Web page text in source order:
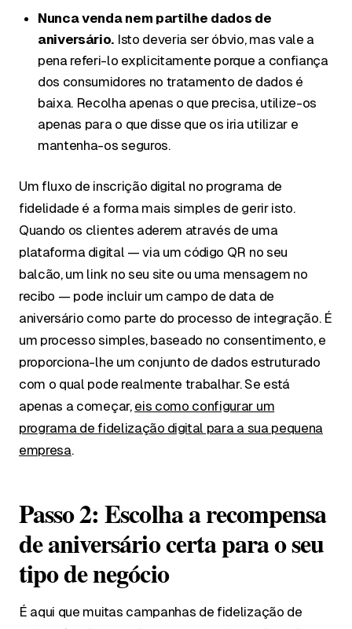
Nunca venda nem partilhe dados de
aniversário. Isto deveria ser óbvio, mas vale a
pena referi-lo explicitamente porque a confiança
dos consumidores no tratamento de dados é
baixa. Recolha apenas o que precisa, utilize-os
apenas para o que disse que os iria utilizar e
mantenha-os seguros.
Um fluxo de inscrição digital no programa de
fidelidade é a forma mais simples de gerir isto.
Quando os clientes aderem através de uma
plataforma digital — via um código QR no seu
balcão, um link no seu site ou uma mensagem no
recibo — pode incluir um campo de data de
aniversário como parte do processo de integração. É
um processo simples, baseado no consentimento, e
proporciona-lhe um conjunto de dados estruturado
com o qual pode realmente trabalhar. Se está
apenas a começar, eis como configurar um
programa de fidelização digital para a sua pequena
empresa.
Passo 2: Escolha a recompensa
de aniversário certa para o seu
tipo de negócio
É aqui que muitas campanhas de fidelização de